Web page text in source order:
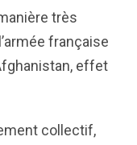
très
française
effet
collectif,